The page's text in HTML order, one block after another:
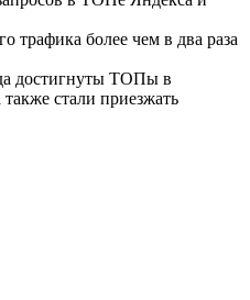
трафика более чем в два раза
достигнуты ТОПы в
стали приезжать